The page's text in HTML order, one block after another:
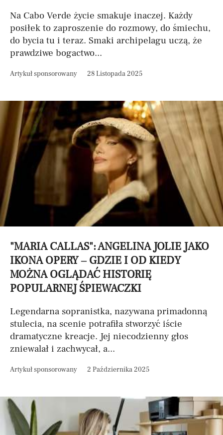
Na Cabo Verde życie smakuje inaczej. Każdy
posiłek to zaproszenie do rozmowy, do śmiechu,
do bycia tu i teraz. Smaki archipelagu uczą, że
prawdziwe bogactwo...
Artykuł sponsorowany 28 Listopada 2025
"MARIA CALLAS": ANGELINA JOLIE JAKO
IKONA OPERY – GDZIE I OD KIEDY
MOŻNA OGLĄDAĆ HISTORIĘ
POPULARNEJ ŚPIEWACZKI
Legendarna sopranistka, nazywana primadonną
stulecia, na scenie potrafiła stworzyć iście
dramatyczne kreacje. Jej niecodzienny głos
zniewalał i zachwycał, a...
Artykuł sponsorowany 2 Października 2025